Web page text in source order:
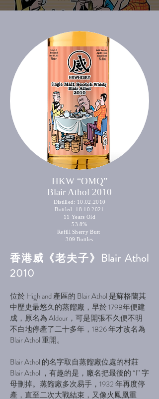
HKW “OMQ”
Blair Athol 2010
Distilled: 10.02.2010
Bottled: 18.10.2021
11 Years Old
53.8%
Refill Sherry Butt
309 Bottles
香港威《老夫子》Blair Athol
2010
位於 Highland 產區的 Blair Athol 是蘇格蘭其
中歷史最悠久的蒸餾廠，早於 1798年便建
成，原名為 Aldour，可是開張不久便不明
不白地停產了二十多年，1826 年才改名為
Blair Athol 重開。
Blair Athol 的名字取自蒸餾廠位處的村莊
Blair Atholl，有趣的是，廠名把最後的 “l” 字
母刪掉。蒸餾廠多次易手，1932 年再度停
產，直至二次大戰結束，又像火鳳凰重